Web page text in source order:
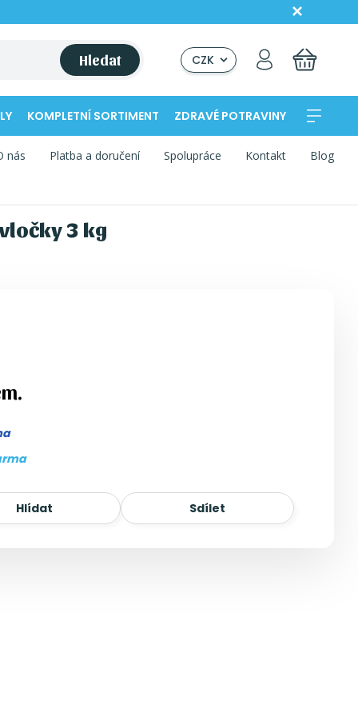
Hledat CZK
KOMPLETNÍ SORTIMENT ZDRAVÉ POTRAVINY
nás Platba a doručení Spolupráce Kontakt Blog
3 kg
Hlídat Sdílet